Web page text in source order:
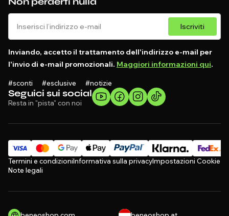
Seguici sui social
Resta in "pista" con noi
Iscriviti
Inviando, accetto il trattamento dell'indirizzo e-mail per
l'invio di e-mail promozionali. Maggiori informazioni qui.
#sconti #esclusive #notizie
Termini e condizioniInformativa sulla privacyImpostazioni Cookie
Note legali